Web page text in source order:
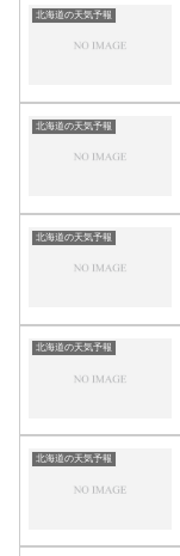
北海道の天気予報
北海道の天気予報
北海道の天気予報
北海道の天気予報
北海道の天気予報